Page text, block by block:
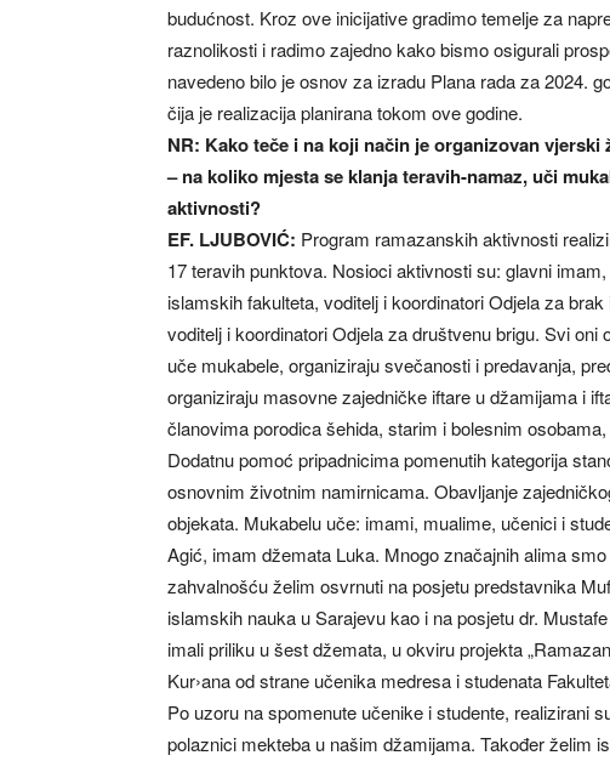
budućnost. Kroz ove inicijative gradimo temelje za
raznolikosti i radimo zajedno kako bismo osigurali
navedeno bilo je osnov za izradu Plana rada za 2024.
čija je realizacija planirana tokom ove godine.
NR: Kako teče i na koji način je organizovan
– na koliko mjesta se klanja teravih-namaz, uči
aktivnosti?
EF. LJUBOVIĆ: Program ramazanskih aktivnosti
17 teravih punktova. Nosioci aktivnosti su: glavni
islamskih fakulteta, voditelj i koordinatori Odjela za
voditelj i koordinatori Odjela za društvenu brigu. Svi
uče mukabele, organiziraju svečanosti i predavanja,
organiziraju masovne zajedničke iftare u džamijama i
članovima porodica šehida, starim i bolesnim
Dodatnu pomoć pripadnicima pomenutih kategorija
osnovnim životnim namirnicama. Obavljanje
objekata. Mukabelu uče: imami, mualime, učenici i
Agić, imam džemata Luka. Mnogo značajnih alima
zahvalnošću želim osvrnuti na posjetu predstavnika
islamskih nauka u Sarajevu kao i na posjetu dr.
imali priliku u šest džemata, u okviru projekta
Kur›ana od strane učenika medresa i studenata
Po uzoru na spomenute učenike i studente, realizirani
polaznici mekteba u našim džamijama. Također želim